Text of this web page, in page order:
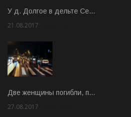
У д. Долгое в дельте Се…
21.08.2017
Две женщины погибли, п…
27.08.2017